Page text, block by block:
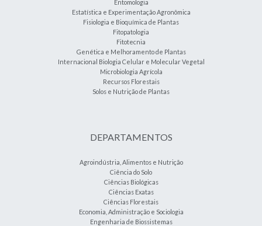
Entomologia
Estatística e Experimentação Agronômica
Fisiologia e Bioquímica de Plantas
Fitopatologia
Fitotecnia
Genética e Melhoramento de Plantas
Internacional Biologia Celular e Molecular Vegetal
Microbiologia Agrícola
Recursos Florestais
Solos e Nutrição de Plantas
DEPARTAMENTOS
Agroindústria, Alimentos e Nutrição
Ciência do Solo
Ciências Biológicas
Ciências Exatas
Ciências Florestais
Economia, Administração e Sociologia
Engenharia de Biossistemas